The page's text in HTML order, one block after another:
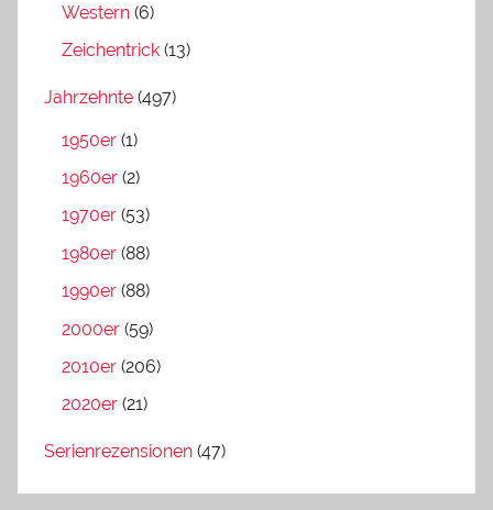
Western (6)
Zeichentrick (13)
Jahrzehnte (497)
1950er (1)
1960er (2)
1970er (53)
1980er (88)
1990er (88)
2000er (59)
2010er (206)
2020er (21)
Serienrezensionen (47)